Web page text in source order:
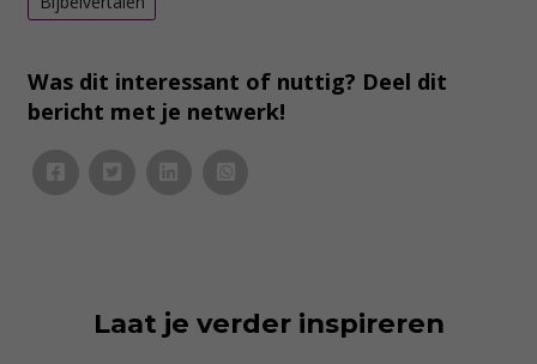
Was dit interessant of nuttig? Deel dit
bericht met je netwerk!
Laat je verder inspireren